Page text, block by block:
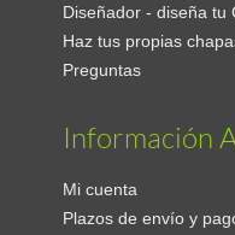
Diseñador - diseña tu
Haz tus propias
Preguntas
Información
Mi cuenta
Plazos de envío y